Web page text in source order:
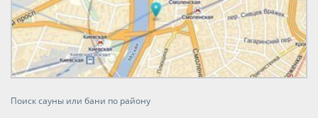
Поиск сауны или бани по району